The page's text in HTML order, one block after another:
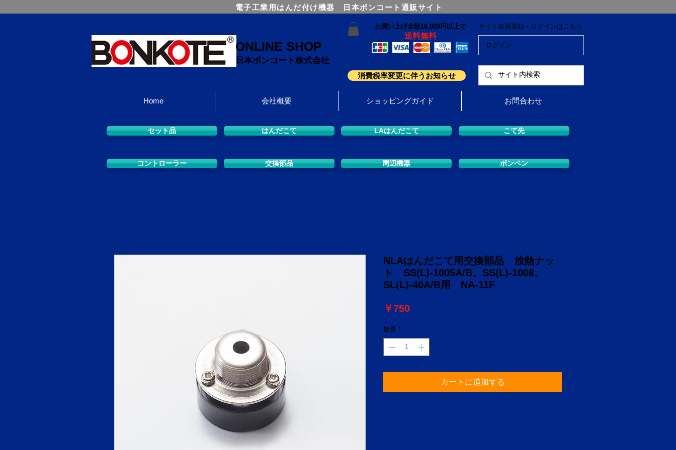
電子工業用はんだ付け機器 日本ボンコート通販サイト
ONLINE SHOP
日本ボンコート株式会社
お買い上げ金額10,000円以上で
送料無料
消費税率変更に伴うお知らせ
サイト会員登録・ログインはこちら
ログイン
Home 会社概要 ショッピングガイド お問合わせ
セット品 はんだこて LAはんだこて こて先
コントローラー 交換部品 周辺機器 ボンペン
NLAはんだこて用交換部品 放熱ナッ
ト SS(L)-1005A/B、SS(L)-1008、
SL(L)-40A/B用 NA-11F
￥750価
数量 *
カートに追加する